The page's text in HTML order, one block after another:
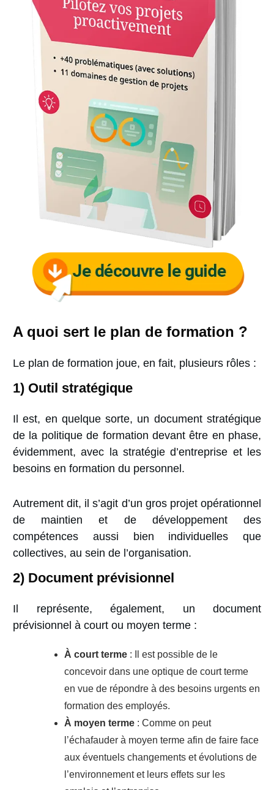
A quoi sert le plan de formation ?
Le plan de formation joue, en fait, plusieurs rôles :
1) Outil stratégique
Il est, en quelque sorte, un document stratégique
de la politique de formation devant être en phase,
évidemment, avec la stratégie d’entreprise et les
besoins en formation du personnel.
Autrement dit, il s’agit d’un gros projet opérationnel
de maintien et de développement des
compétences aussi bien individuelles que
collectives, au sein de l’organisation.
2) Document prévisionnel
Il représente, également, un document
prévisionnel à court ou moyen terme :
À court terme : Il est possible de le
concevoir dans une optique de court terme
en vue de répondre à des besoins urgents en
formation des employés.
À moyen terme : Comme on peut
l’échafauder à moyen terme afin de faire face
aux éventuels changements et évolutions de
l’environnement et leurs effets sur les